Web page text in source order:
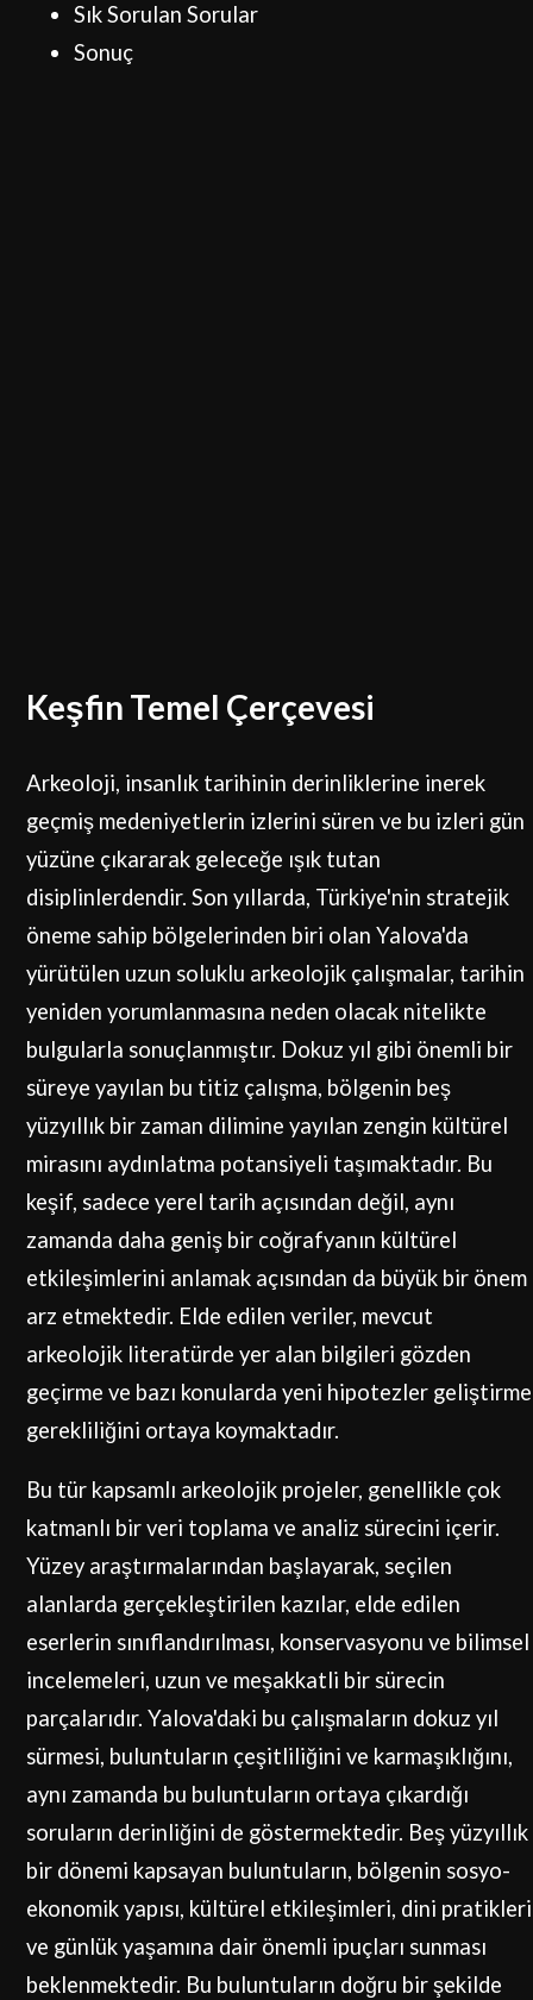
Sık Sorulan Sorular
Sonuç
Keşfin Temel Çerçevesi
Arkeoloji, insanlık tarihinin derinliklerine inerek
geçmiş medeniyetlerin izlerini süren ve bu izleri gün
yüzüne çıkararak geleceğe ışık tutan
disiplinlerdendir. Son yıllarda, Türkiye'nin stratejik
öneme sahip bölgelerinden biri olan Yalova'da
yürütülen uzun soluklu arkeolojik çalışmalar, tarihin
yeniden yorumlanmasına neden olacak nitelikte
bulgularla sonuçlanmıştır. Dokuz yıl gibi önemli bir
süreye yayılan bu titiz çalışma, bölgenin beş
yüzyıllık bir zaman dilimine yayılan zengin kültürel
mirasını aydınlatma potansiyeli taşımaktadır. Bu
keşif, sadece yerel tarih açısından değil, aynı
zamanda daha geniş bir coğrafyanın kültürel
etkileşimlerini anlamak açısından da büyük bir önem
arz etmektedir. Elde edilen veriler, mevcut
arkeolojik literatürde yer alan bilgileri gözden
geçirme ve bazı konularda yeni hipotezler geliştirme
gerekliliğini ortaya koymaktadır.
Bu tür kapsamlı arkeolojik projeler, genellikle çok
katmanlı bir veri toplama ve analiz sürecini içerir.
Yüzey araştırmalarından başlayarak, seçilen
alanlarda gerçekleştirilen kazılar, elde edilen
eserlerin sınıflandırılması, konservasyonu ve bilimsel
incelemeleri, uzun ve meşakkatli bir sürecin
parçalarıdır. Yalova'daki bu çalışmaların dokuz yıl
sürmesi, buluntuların çeşitliliğini ve karmaşıklığını,
aynı zamanda bu buluntuların ortaya çıkardığı
soruların derinliğini de göstermektedir. Beş yüzyıllık
bir dönemi kapsayan buluntuların, bölgenin sosyo-
ekonomik yapısı, kültürel etkileşimleri, dini pratikleri
ve günlük yaşamına dair önemli ipuçları sunması
beklenmektedir. Bu buluntuların doğru bir şekilde